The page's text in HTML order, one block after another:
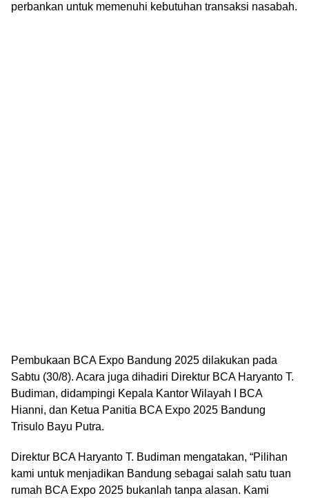
perbankan untuk memenuhi kebutuhan transaksi nasabah.
Pembukaan BCA Expo Bandung 2025 dilakukan pada
Sabtu (30/8). Acara juga dihadiri Direktur BCA Haryanto T.
Budiman, didampingi Kepala Kantor Wilayah I BCA
Hianni, dan Ketua Panitia BCA Expo 2025 Bandung
Trisulo Bayu Putra.
Direktur BCA Haryanto T. Budiman mengatakan, “Pilihan
kami untuk menjadikan Bandung sebagai salah satu tuan
rumah BCA Expo 2025 bukanlah tanpa alasan. Kami